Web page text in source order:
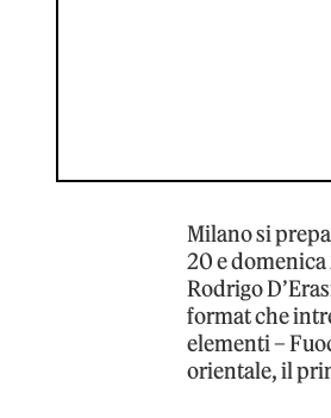
Milano si
20 e domenica
Rodrigo
format che
elementi –
orientale, il